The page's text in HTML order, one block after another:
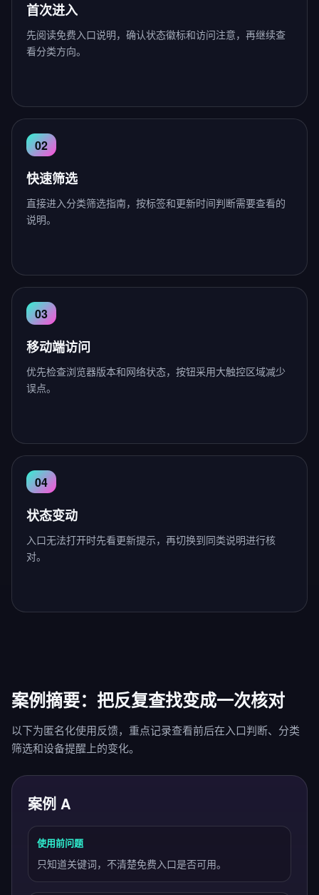
首次进入
先阅读免费入口说明，确认状态徽标和访问注意，再继续查
看分类方向。
快速筛选
直接进入分类筛选指南，按标签和更新时间判断需要查看的
说明。
移动端访问
优先检查浏览器版本和网络状态，按钮采用大触控区域减少
误点。
状态变动
入口无法打开时先看更新提示，再切换到同类说明进行核
对。
案例摘要：把反复查找变成一次核对
以下为匿名化使用反馈，重点记录查看前后在入口判断、分类
筛选和设备提醒上的变化。
案例 A
使用前问题
只知道关键词，不清楚免费入口是否可用。